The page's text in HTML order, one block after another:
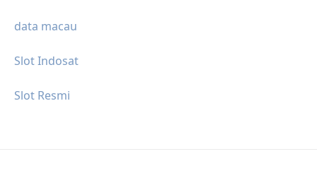
data macau
Slot Indosat
Slot Resmi